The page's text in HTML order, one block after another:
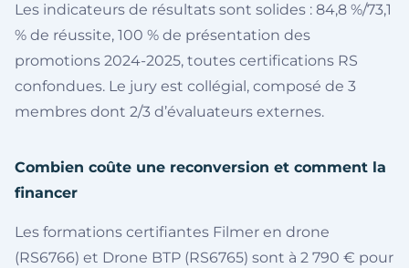
Les indicateurs de résultats sont solides : 84,8 %/73,1
% de réussite, 100 % de présentation des
promotions 2024-2025, toutes certifications RS
confondues. Le jury est collégial, composé de 3
membres dont 2/3 d’évaluateurs externes.
Combien coûte une reconversion et comment la
financer
Les formations certifiantes Filmer en drone
(RS6766) et Drone BTP (RS6765) sont à 2 790 € pour